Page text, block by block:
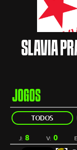
SLAVIA
JOGOS
TODOS
J: 8 V: 0